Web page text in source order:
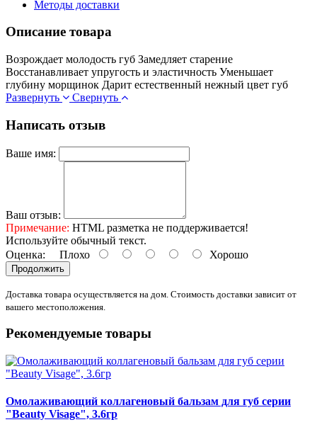
Методы доставки
Описание товара
Возрождает молодость губ Замедляет старение
Восстанавливает упругость и эластичность Уменьшает
глубину морщинок Дарит естественный нежный цвет губ
Развернуть
Свернуть
Написать отзыв
Ваше имя:
Ваш отзыв:
Примечание: HTML разметка не поддерживается!
Используйте обычный текст.
Оценка: Плохо Хорошо
Продолжить
Доставка товара осуществляется на дом. Стоимость доставки зависит от
вашего местоположения.
Рекомендуемые товары
Омолаживающий коллагеновый бальзам для губ серии
"Beauty Visage", 3.6гр